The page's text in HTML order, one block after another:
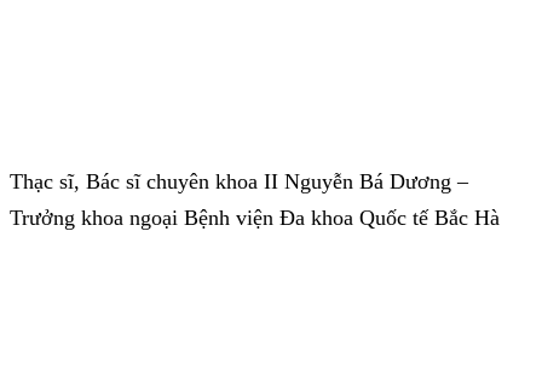
Thạc sĩ, Bác sĩ chuyên khoa II Nguyễn Bá Dương –
Trưởng khoa ngoại Bệnh viện Đa khoa Quốc tế Bắc Hà